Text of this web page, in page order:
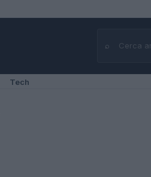
⌕
Cerca
Tech